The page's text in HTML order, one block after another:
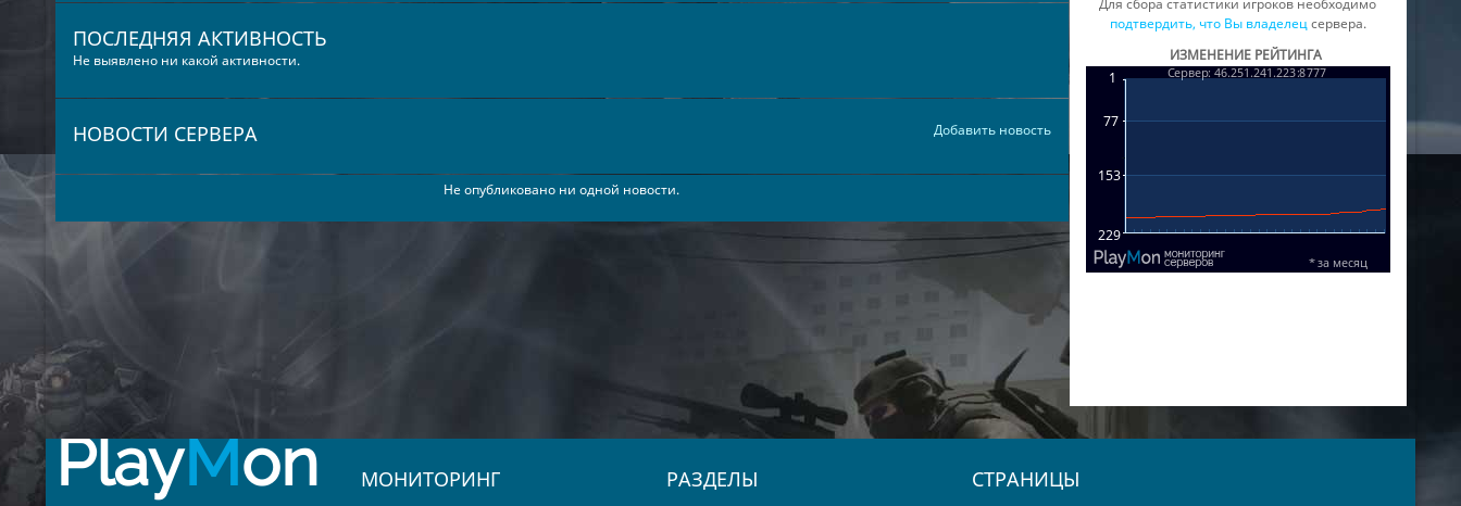
ПОСЛЕДНЯЯ АКТИВНОСТЬ
Не выявлено ни какой активности.
Добавить новость
НОВОСТИ СЕРВЕРА
Не опубликовано ни одной новости.
Для сбора статистики игроков необходимо
подтвердить, что Вы владелецсервера.
ИЗМЕНЕНИЕ РЕЙТИНГА
PlayMon МОНИТОРИНГ РАЗДЕЛЫ СТРАНИЦЫ